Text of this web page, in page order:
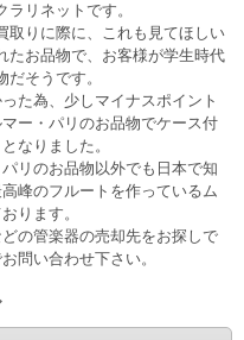
ラリネットです。
取りに際に、これも見てほしい
たお品物で、お客様が学生時代
だそうです。
た為、少しマイナスポイント
ー・パリのお品物でケース付
なりました。
リのお品物以外でも日本で知
峰のフルートを作っているム
ります。
の管楽器の売却先をお探しで
問い合わせ下さい。